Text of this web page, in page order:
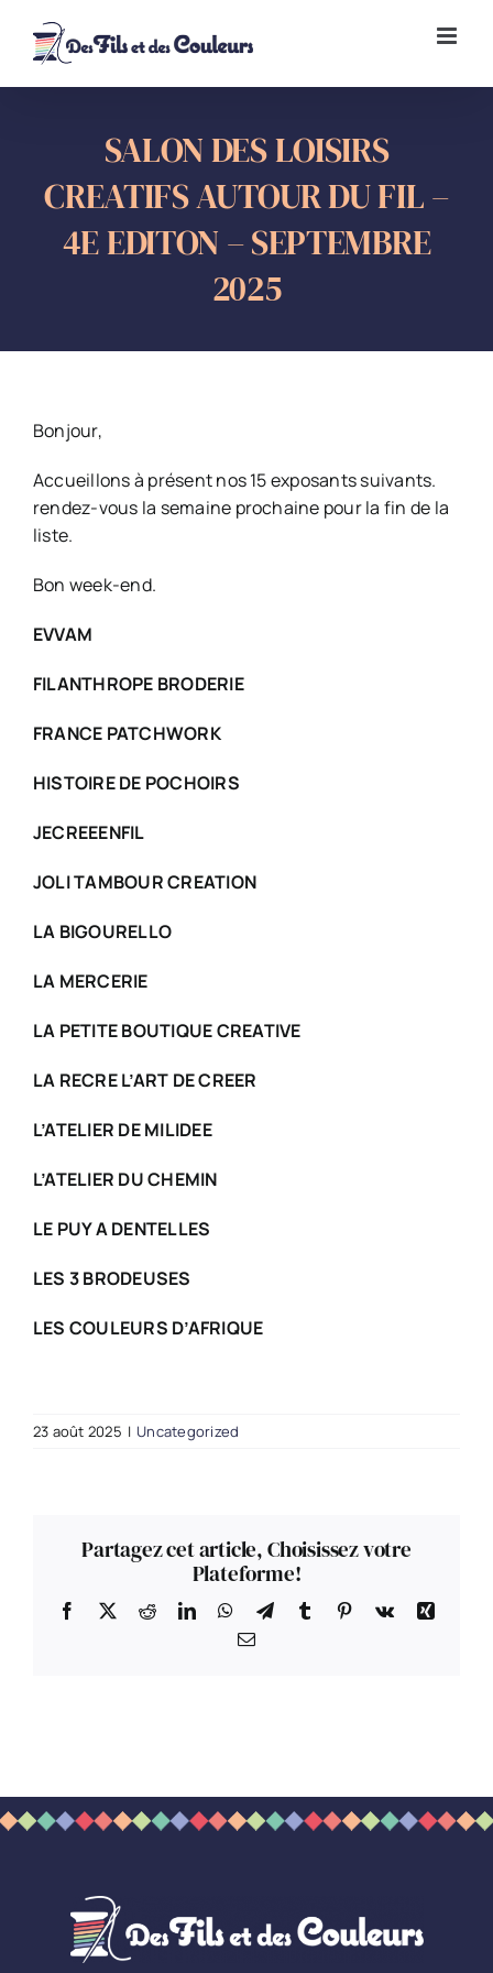
contenu
SALON DES LOISIRS
CREATIFS AUTOUR DU FIL –
4E EDITON – SEPTEMBRE
2025
Bonjour,
Accueillons à présent nos 15 exposants suivants.
rendez-vous la semaine prochaine pour la fin de la
liste.
Bon week-end.
EVVAM
FILANTHROPE BRODERIE
FRANCE PATCHWORK
HISTOIRE DE POCHOIRS
JECREEENFIL
JOLI TAMBOUR CREATION
LA BIGOURELLO
LA MERCERIE
LA PETITE BOUTIQUE CREATIVE
LA RECRE L’ART DE CREER
L’ATELIER DE MILIDEE
L’ATELIER DU CHEMIN
LE PUY A DENTELLES
LES 3 BRODEUSES
LES COULEURS D’AFRIQUE
23 août 2025 | Uncategorized
Partagez cet article, Choisissez votre
Plateforme!
Facebook
X RedditLinkedInWhatsApp
TelegramTumblr Pinterest
Vk
Xing
Email